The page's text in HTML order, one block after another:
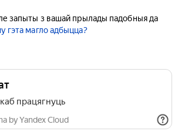
запыты з вашай прылады падобныя да
гэта магло адбыцца?
працягнуць
by Yandex Cloud